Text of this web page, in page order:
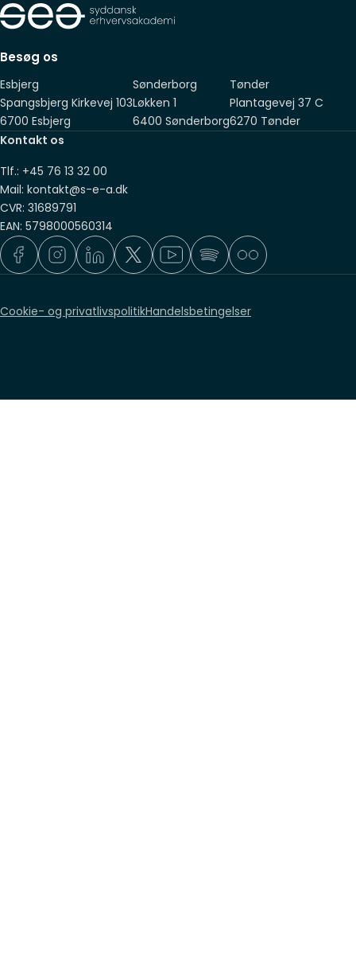
Suppleret med 2 års relevant erhvervserfaring, som du har
eksamen
Besøg os
Esbjerg
Spangsbjerg Kirkevej 103
6700 Esbjerg
Sønderborg
Løkken 1
6400 Sønderborg
Tønder
Plantagevej 37 C
6270 Tønder
Kontakt os
Tlf.: +45 76 13 32 00
Mail: kontakt@s-e-a.dk
CVR: 31689791
EAN: 5798000560314
Cookie- og privatlivspolitikHandelsbetingelser